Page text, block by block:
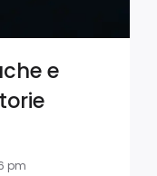
e
pm